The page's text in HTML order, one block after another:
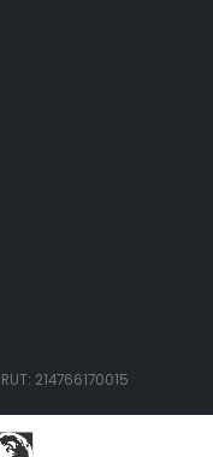
214766170015